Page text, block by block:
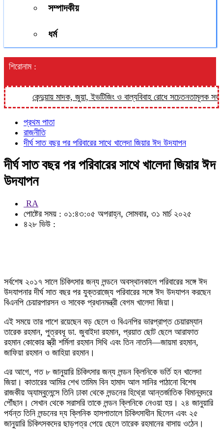
সম্পাদকীয়
ধর্ম
শিরোনাম :
কেন্দুয়ায় মাদক, জুয়া, ইভটিজিং ও বাল্যবিবাহ রোধে সচেতনতামূলক সভা
প্রথম পাতা
রাজনীতি
দীর্ঘ সাত বছর পর পরিবারের সাথে খালেদা জিয়ার ঈদ উদযাপন
দীর্ঘ সাত বছর পর পরিবারের সাথে খালেদা জিয়ার ঈদ
উদযাপন
RA
পোষ্টের সময় : ০১:৪৩:০৫ অপরাহ্ন, সোমবার, ৩১ মার্চ ২০২৫
৪২৮ ভিউ :
সর্বশেষ ২০১৭ সালে চিকিৎসার জন্য লন্ডনে অবস্থানকালে পরিবারের সঙ্গে ঈদ
উদযাপনার দীর্ঘ সাত বছর পর যুক্তরাজ্যে পরিবারের সঙ্গে ঈদ উদযাপন করছেন
বিএনপি চেয়ারপারসন ও সাবেক প্রধানমন্ত্রী বেগম খালেদা জিয়া।
এই সময়ে তার পাশে রয়েছেন বড় ছেলে ও বিএনপির ভারপ্রাপ্ত চেয়ারম্যান
তারেক রহমান, পুত্রবধূ ডা. জুবাইদা রহমান, প্রয়াত ছোট ছেলে আরাফাত
রহমান কোকোর স্ত্রী শর্মিলা রহমান সিথি এবং তিন নাতনি—জায়মা রহমান,
জাফিয়া রহমান ও জাহিয়া রহমান।
এর আগে, গত ৮ জানুয়ারি চিকিৎসার জন্য লন্ডন ক্লিনিকে ভর্তি হন খালেদা
জিয়া। কাতারের আমির শেখ তামিম বিন হামাদ আল সানির পাঠানো বিশেষ
রাজকীয় অ্যাম্বুলেন্সে তিনি ঢাকা থেকে লন্ডনের হিথ্রো আন্তর্জাতিক বিমানবন্দরে
পৌঁছান। সেখান থেকে সরাসরি তাকে লন্ডন ক্লিনিকে নেওয়া হয়। ২৪ জানুয়ারি
পর্যন্ত তিনি লন্ডনের দ্য ক্লিনিক হাসপাতালে চিকিৎসাধীন ছিলেন এবং ২৫
জানুয়ারি চিকিৎসকদের ছাড়পত্র পেয়ে ছেলে তারেক রহমানের বাসায় ওঠেন।